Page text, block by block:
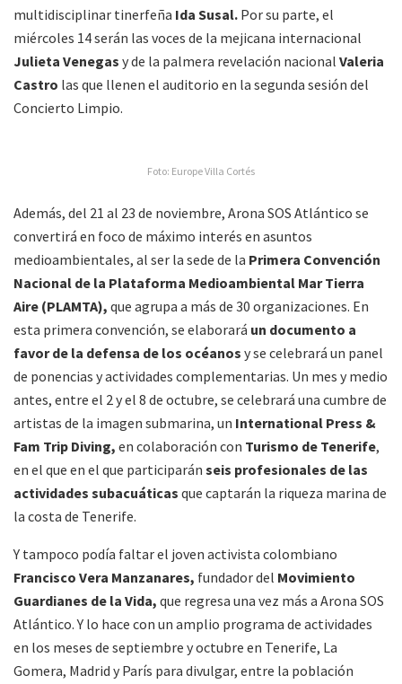
multidisciplinar tinerfeña Ida Susal. Por su parte, el
miércoles 14 serán las voces de la mejicana internacional
Julieta Venegas y de la palmera revelación nacional Valeria
Castro las que llenen el auditorio en la segunda sesión del
Concierto Limpio.
Foto: Europe Villa Cortés
Además, del 21 al 23 de noviembre, Arona SOS Atlántico se
convertirá en foco de máximo interés en asuntos
medioambientales, al ser la sede de la Primera Convención
Nacional de la Plataforma Medioambiental Mar Tierra
Aire (PLAMTA), que agrupa a más de 30 organizaciones. En
esta primera convención, se elaborará un documento a
favor de la defensa de los océanos y se celebrará un panel
de ponencias y actividades complementarias. Un mes y medio
antes, entre el 2 y el 8 de octubre, se celebrará una cumbre de
artistas de la imagen submarina, un International Press &
Fam Trip Diving, en colaboración con Turismo de Tenerife,
en el que en el que participarán seis profesionales de las
actividades subacuáticas que captarán la riqueza marina de
la costa de Tenerife.
Y tampoco podía faltar el joven activista colombiano
Francisco Vera Manzanares, fundador del Movimiento
Guardianes de la Vida, que regresa una vez más a Arona SOS
Atlántico. Y lo hace con un amplio programa de actividades
en los meses de septiembre y octubre en Tenerife, La
Gomera, Madrid y París para divulgar, entre la población